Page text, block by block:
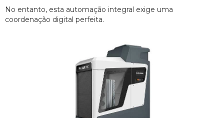
No entanto, esta automação integral exige uma
coordenação digital perfeita.